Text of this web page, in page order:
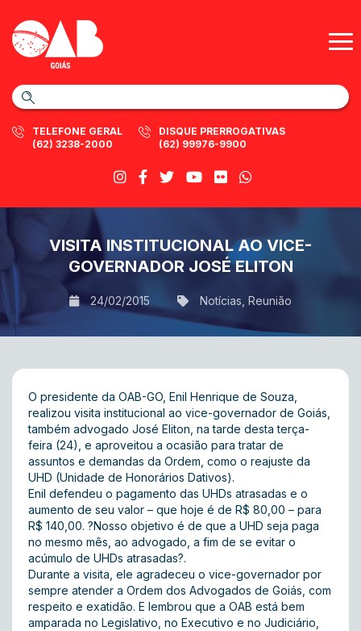
TELEFONE GERAL
(62) 3238-2000
DISQUE PRERROGATIVAS
(62) 99976-9900
VISITA INSTITUCIONAL AO VICE-
GOVERNADOR JOSÉ ELITON
24/02/2015 Notícias Reunião
O presidente da OAB-GO, Enil Henrique de Souza,
realizou visita institucional ao vice-governador de Goiás,
também advogado José Eliton, na tarde desta terça-
feira (24), e aproveitou a ocasião para tratar de
assuntos e demandas da Ordem, como o reajuste da
UHD (Unidade de Honorários Dativos).
Enil defendeu o pagamento das UHDs atrasadas e o
aumento de seu valor – que hoje é de R$ 80,00 – para
R$ 140,00. ?Nosso objetivo é de que a UHD seja paga
no mesmo mês, ao advogado, a fim de se evitar o
acúmulo de UHDs atrasadas?.
Durante a visita, ele agradeceu o vice-governador por
sempre atender a Ordem dos Advogados de Goiás, com
respeito e exatidão. E lembrou que a OAB está bem
amparada no Legislativo, no Executivo e no Judiciário,